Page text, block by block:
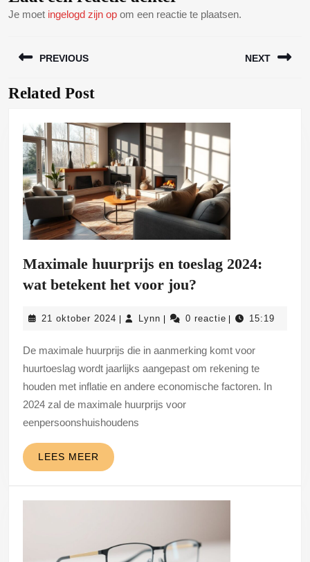
Je moet ingelogd zijn op om een reactie te plaatsen.
navigatie
PREVIOUS
Vorig
NEXT
Related Post
Maximale huurprijs en toeslag 2024:
wat betekent het voor jou?
en
toeslag
2024:
wat
21 oktober 2024 21
2024
Lynn Lynn 0 reactie 15:19
De maximale huurprijs die in aanmerking komt voor
huurtoeslag wordt jaarlijks aangepast om rekening te
houden met inflatie en andere economische factoren. In
2024 zal de maximale huurprijs voor
eenpersoonshuishoudens
LEES MEER LEES
MEER